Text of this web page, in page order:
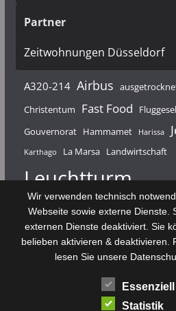
Partner
Zeitwohnungen Düsseldorf
A320-214 Airbus
Christentum Fast Food
Gouvernorat Hammamet Harissa
Karthago La Marsa Landwirtschaft
Leuchtturm Mahdia
Monastir Médenine Nabeul
Rundfunk
Sfax Sidi Bou Said Souk El
Stadt Tabarka
Wir verwenden technisch
Webseite sowie externe Dienste.
externen Dienste deaktiviert. Sie
belieben aktivieren & deaktivieren.
lesen Sie unsere
Essenziell
Statistik